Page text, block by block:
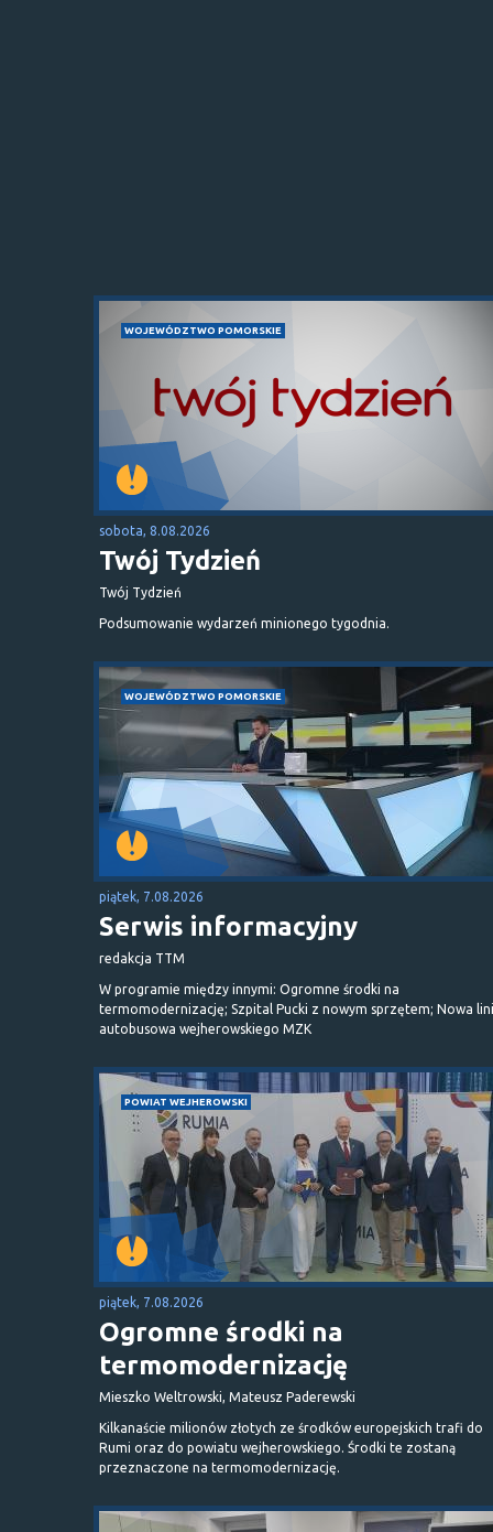
WOJEWÓDZTWO POMORSKIE
sobota, 8.08.2026
Twój Tydzień
Twój Tydzień
Podsumowanie wydarzeń minionego tygodnia.
WOJEWÓDZTWO POMORSKIE
piątek, 7.08.2026
Serwis informacyjny
redakcja TTM
W programie między innymi: Ogromne środki na
termomodernizację; Szpital Pucki z nowym sprzętem; Nowa
autobusowa wejherowskiego MZK
POWIAT WEJHEROWSKI
piątek, 7.08.2026
Ogromne środki na
termomodernizację
Mieszko Weltrowski, Mateusz Paderewski
Kilkanaście milionów złotych ze środków europejskich trafi do
Rumi oraz do powiatu wejherowskiego. Środki te zostaną
przeznaczone na termomodernizację.